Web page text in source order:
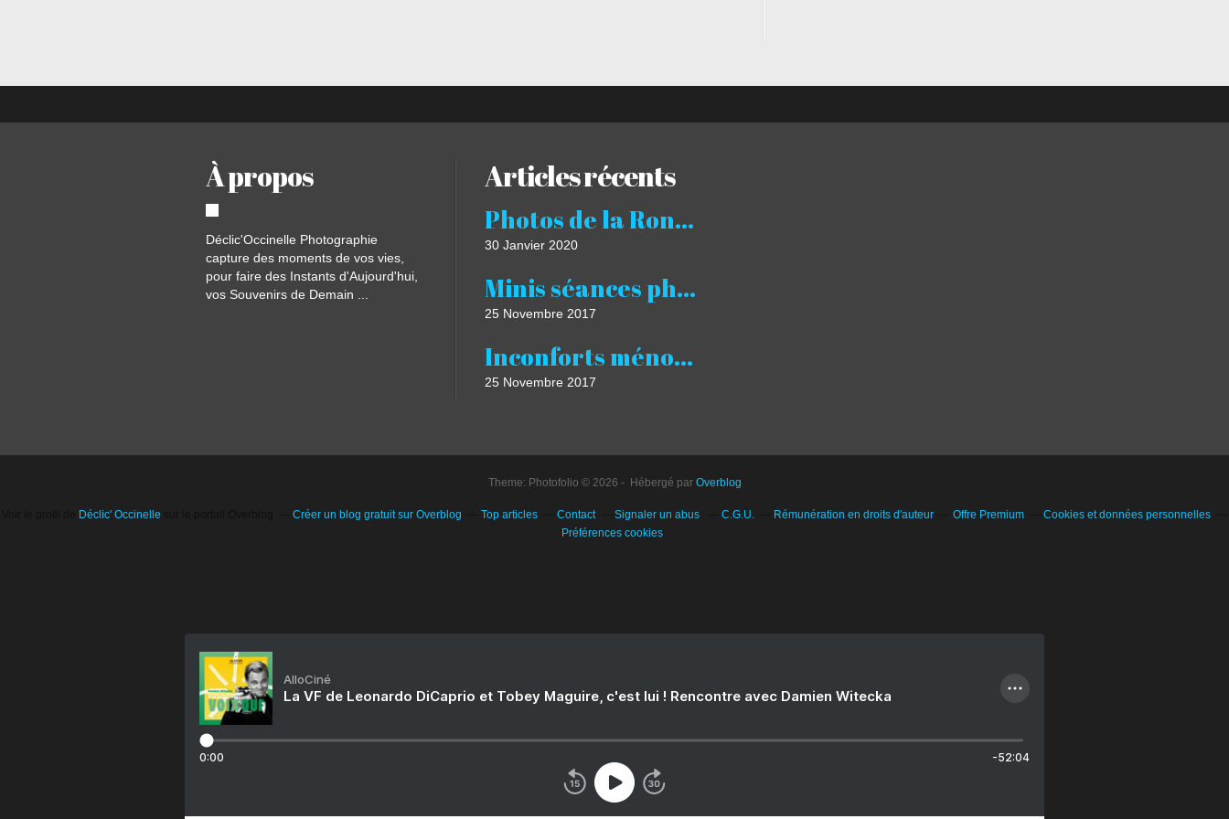
À propos
Déclic'Occinelle Photographie
capture des moments de vos vies,
pour faire des Instants d'Aujourd'hui,
vos Souvenirs de Demain ...
Articles récents
Photos de la Ronde Givrée 2020
30 Janvier 2020
Minis séances photos Noël studio 2017 Castres Albi Revel
25 Novembre 2017
Inconforts ménopause bouffées de chaleur à Castres Luxothérapie Luxopuncture
25 Novembre 2017
Theme: Photofolio © 2026 - Hébergé par Overblog
Déclic' Occinelle Créer un blog gratuit sur Overblog Top articles Contact Signaler un abus C.G.U. Rémunération en droits d'auteur Offre Premium
Cookies et données personnelles
Préférences cookies
AlloCiné
La VF de Leonardo DiCaprio et Tobey Maguire, c'est lui ! Rencontre avec Damien Witecka
0:00 -52:04